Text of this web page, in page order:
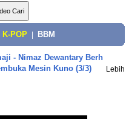
K-POP BBM
- Nimaz Dewantary Berh
Mesin Kuno (3/3)
Lebih